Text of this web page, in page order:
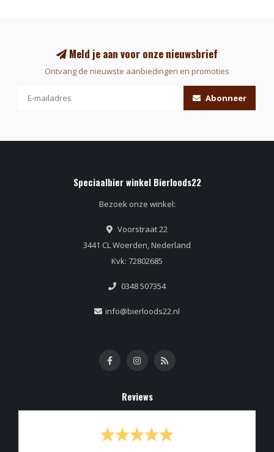
Meld je aan voor onze nieuwsbrief
Ontvang de nieuwste aanbiedingen en promoties
Abonneer
Speciaalbier winkel Bierloods22
Bezoek onze winkel:
Voorstraat 22
3441 CL Woerden, Nederland
Kvk: 72802685
0348 507354
info@bierloods22.nl
Reviews